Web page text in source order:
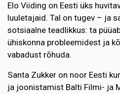
Elo Viiding on Eesti üks
luuletajaid. Tal on tugev – ja
sotsiaalne teadlikkus: ta
ühiskonna probleemidest ja
vabadust rõhuda.
Santa Zukker on noor Eesti
ja joonistamist Balti Filmi- ja